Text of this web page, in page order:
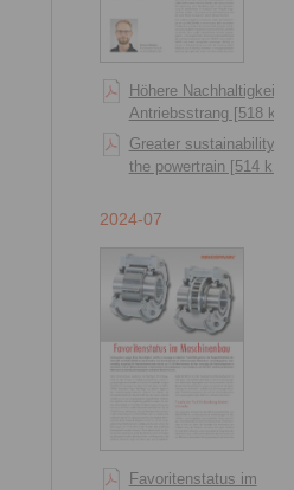
Höhere Nachhaltigkeit im
Antriebsstrang [518 kB]
Greater sustainability in
the powertrain [514 kB]
2024-07
Favoritenstatus im